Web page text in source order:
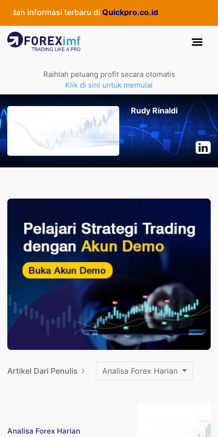
informasi terbaru diQuickpro.co.id
Raihlah peluang profit secara otomatis
Klik di sini untuk memulai
Rudy Rinaldi
Artikel Dari Penulis Analisa Forex Harian
Analisa Forex Harian